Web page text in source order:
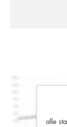
alle